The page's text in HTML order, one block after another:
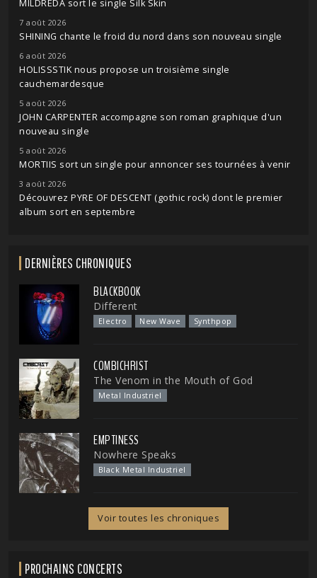
MILDREDA sort le single Silk Skin
7 août 2026
SHINING chante le froid du nord dans son nouveau single
6 août 2026
HOLISSSTIK nous propose un troisième single
cauchemardesque
5 août 2026
JOHN CARPENTER accompagne son roman graphique d'un
nouveau single
5 août 2026
MORTIIS sort un single pour annoncer ses tournées à venir
3 août 2026
Découvrez PYRE OF DESCENT (gothic rock) dont le premier
album sort en septembre
DERNIÈRES CHRONIQUES
BLACKBOOK
Different
Electro New Wave Synthpop
COMBICHRIST
The Venom in the Mouth of God
Metal Industriel
EMPTINESS
Nowhere Speaks
Black Metal Industriel
Voir toutes les chroniques
PROCHAINS CONCERTS